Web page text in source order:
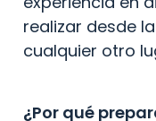
realizar desde
cualquier otro
¿Por qué